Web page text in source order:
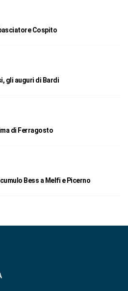
Cospito
gli auguri di Bardi
di Ferragosto
Bess a Melfi e Picerno